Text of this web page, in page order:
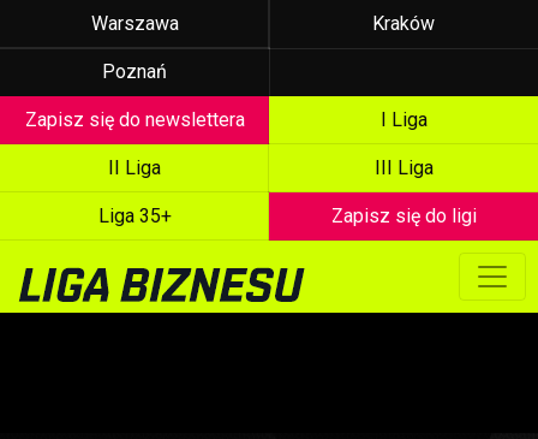
Warszawa Kraków
Poznań
Zapisz się do newslettera I Liga
II Liga III Liga
Liga 35+ Zapisz się do ligi